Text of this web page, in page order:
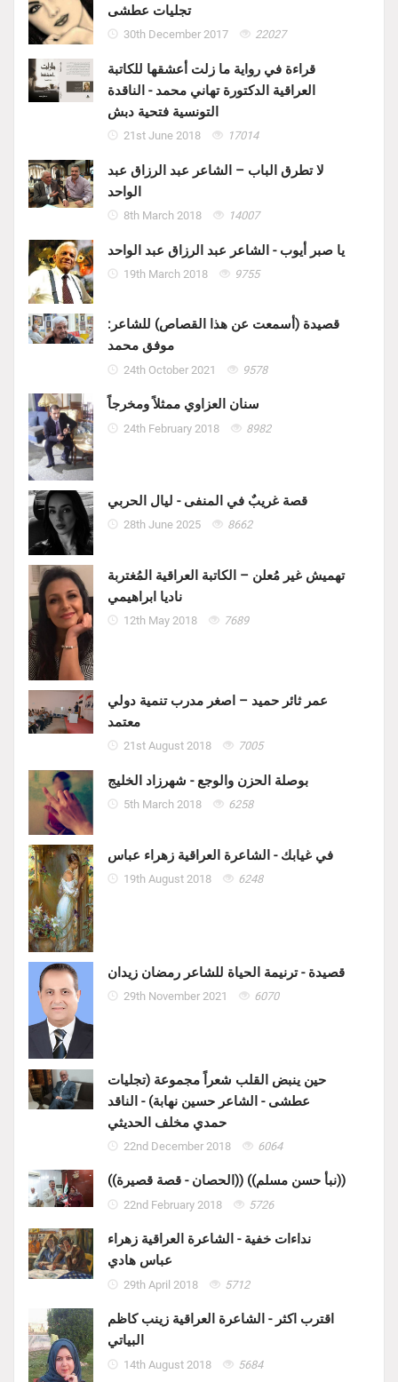
تجليات عطشى
30th December 2017 22027
قراءة في رواية ما زلت أعشقها للكاتبة
العراقية الدكتورة تهاني محمد - الناقدة
التونسية فتحية دبش
21st June 2018 17014
لا تطرق الباب – الشاعر عبد الرزاق عبد
الواحد
8th March 2018 14007
يا صبر أيوب - الشاعر عبد الرزاق عبد الواحد
19th March 2018 9755
قصيدة (أسمعت عن هذا القصاص) للشاعر:
موفق محمد
24th October 2021 9578
سنان العزاوي ممثلاً ومخرجاً
24th February 2018 8982
قصة غريبٌ في المنفى - ليال الحربي
28th June 2025 8662
تهميش غير مُعلن – الكاتبة العراقية المُغتربة
ناديا ابراهيمي
12th May 2018 7689
عمر ثائر حميد – اصغر مدرب تنمية دولي
معتمد
21st August 2018 7005
بوصلة الحزن والوجع - شهرزاد الخليج
5th March 2018 6258
في غيابك - الشاعرة العراقية زهراء عباس
19th August 2018 6248
قصيدة - ترنيمة الحياة للشاعر رمضان زيدان
29th November 2021 6070
حين ينبض القلب شعراً مجموعة (تجليات
عطشى - الشاعر حسين نهابة) - الناقد
حمدي مخلف الحديثي
22nd December 2018 6064
((الحصان - قصة قصيرة)) ((نبأ حسن مسلم))
22nd February 2018 5726
نداءات خفية - الشاعرة العراقية زهراء
عباس هادي
29th April 2018 5712
اقترب اكثر - الشاعرة العراقية زينب كاظم
البياتي
14th August 2018 5684